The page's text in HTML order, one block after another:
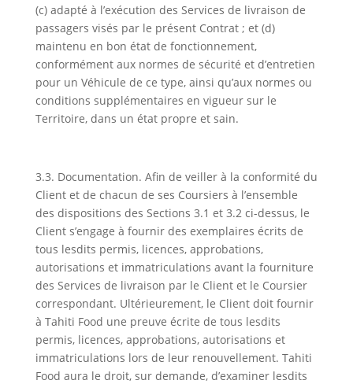
(c) adapté à l’exécution des Services de livraison de
passagers visés par le présent Contrat ; et (d)
maintenu en bon état de fonctionnement,
conformément aux normes de sécurité et d’entretien
pour un Véhicule de ce type, ainsi qu’aux normes ou
conditions supplémentaires en vigueur sur le
Territoire, dans un état propre et sain.
3.3. Documentation. Afin de veiller à la conformité du
Client et de chacun de ses Coursiers à l’ensemble
des dispositions des Sections 3.1 et 3.2 ci-dessus, le
Client s’engage à fournir des exemplaires écrits de
tous lesdits permis, licences, approbations,
autorisations et immatriculations avant la fourniture
des Services de livraison par le Client et le Coursier
correspondant. Ultérieurement, le Client doit fournir
à Tahiti Food une preuve écrite de tous lesdits
permis, licences, approbations, autorisations et
immatriculations lors de leur renouvellement. Tahiti
Food aura le droit, sur demande, d’examiner lesdits